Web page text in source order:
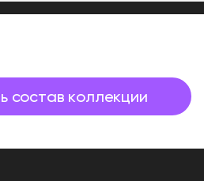
состав коллекции